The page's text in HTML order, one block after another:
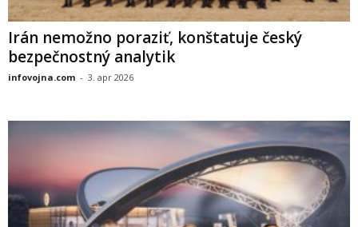
Irán nemožno poraziť, konštatuje český
bezpečnostný analytik
infovojna.com - 3. apr 2026